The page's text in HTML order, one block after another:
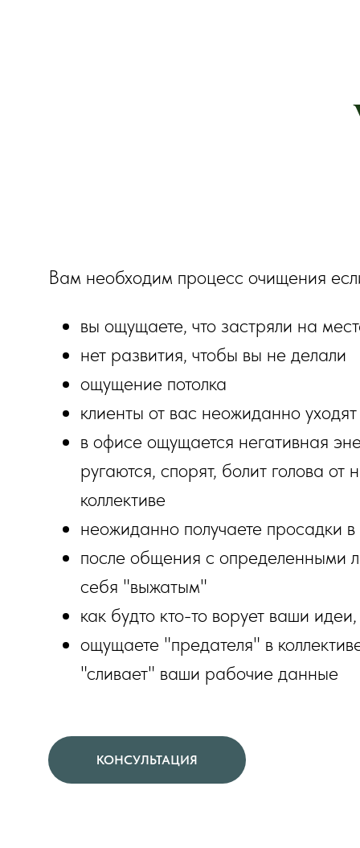
Вам необходим процесс очищения
вы ощущаете, что застряли на
нет развития, чтобы вы не делали
ощущение потолка
клиенты от вас неожиданно уходят
в офисе ощущается негативная
ругаются, спорят, болит голова от
коллективе
неожиданно получаете просадки
после общения с определенными
себя "выжатым"
как будто кто-то ворует ваши
ощущаете "предателя" в
"сливает" ваши рабочие данные
КОНСУЛЬТАЦИЯ